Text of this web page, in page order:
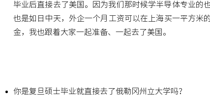
毕业后直接去了美国。因为我们那时候学半导体专业
也是如日中天，外企一个月工资可以在上海买一平方米
金，我也跟着大家一起准备、一起去了美国。­­­
你是复旦硕士毕业就直接去了俄勒冈州立大学吗？